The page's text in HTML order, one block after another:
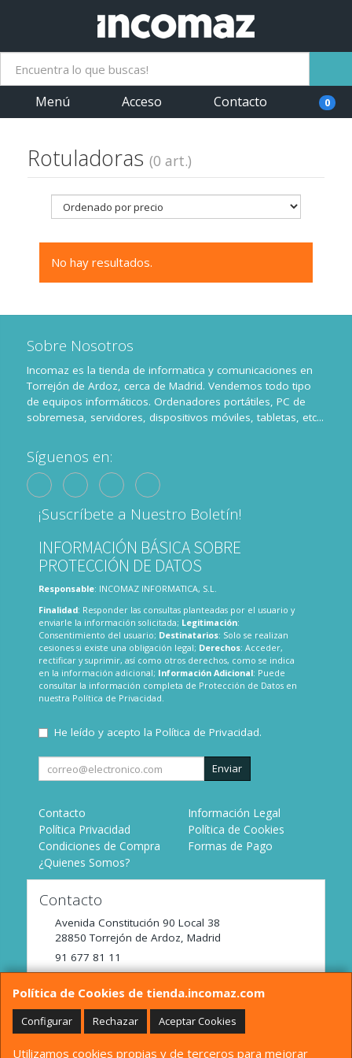
Menú Acceso Contacto 0
Rotuladoras (0 art.)
No hay resultados.
Política de Cookies de tienda.incomaz.com
Configurar Rechazar Aceptar Cookies
Utilizamos cookies propias y de terceros para mejorar
Sobre Nosotros
Incomaz es la tienda de informatica y comunicaciones en
Torrejón de Ardoz, cerca de Madrid. Vendemos todo tipo
de equipos informáticos. Ordenadores portátiles, PC de
sobremesa, servidores, dispositivos móviles, tabletas, etc...
Síguenos en:
¡Suscríbete a Nuestro Boletín!
INFORMACIÓN BÁSICA SOBRE
PROTECCIÓN DE DATOS
Responsable: INCOMAZ INFORMATICA, S.L.
Finalidad: Responder las consultas planteadas por el usuario y
enviarle la información solicitada; Legitimación:
Consentimiento del usuario; Destinatarios: Solo se realizan
cesiones si existe una obligación legal; Derechos: Acceder,
rectificar y suprimir, así como otros derechos, como se indica
en la información adicional; Información Adicional: Puede
consultar la información completa de Protección de Datos en
nuestra Política de Privacidad
He leído y acepto la Política de Privacidad.
Enviar
Contacto
Información Legal
Política Privacidad
Política de Cookies
Condiciones de Compra
Formas de Pago
¿Quienes Somos?
Contacto
Avenida Constitución 90 Local 38
28850 Torrejón de Ardoz, Madrid
91 677 81 11
tienda@incomaz.com
Horario
De Lunes a Viernes de 9:00 a 14:00